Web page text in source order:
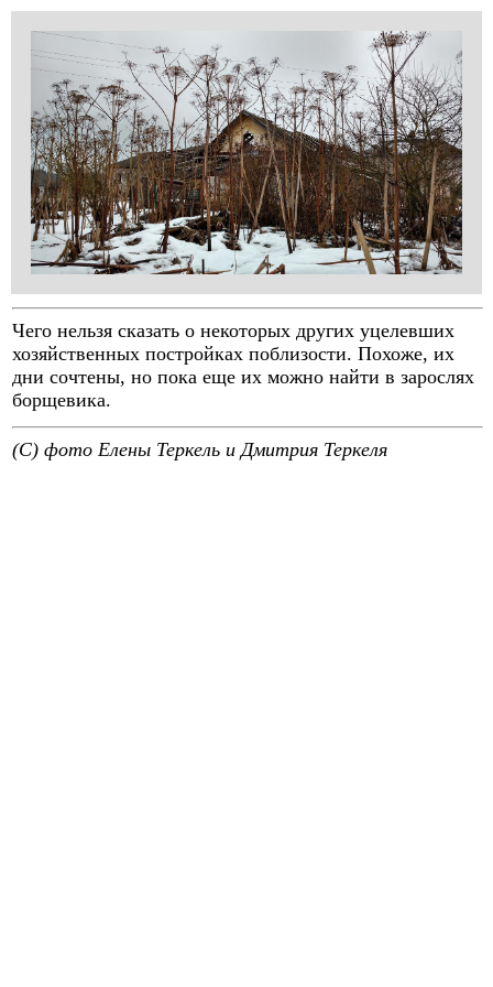
Чего нельзя сказать о некоторых других уцелевших
хозяйственных постройках поблизости. Похоже, их
дни сочтены, но пока еще их можно найти в зарослях
борщевика.
(C) фото Елены Теркель и Дмитрия Теркеля